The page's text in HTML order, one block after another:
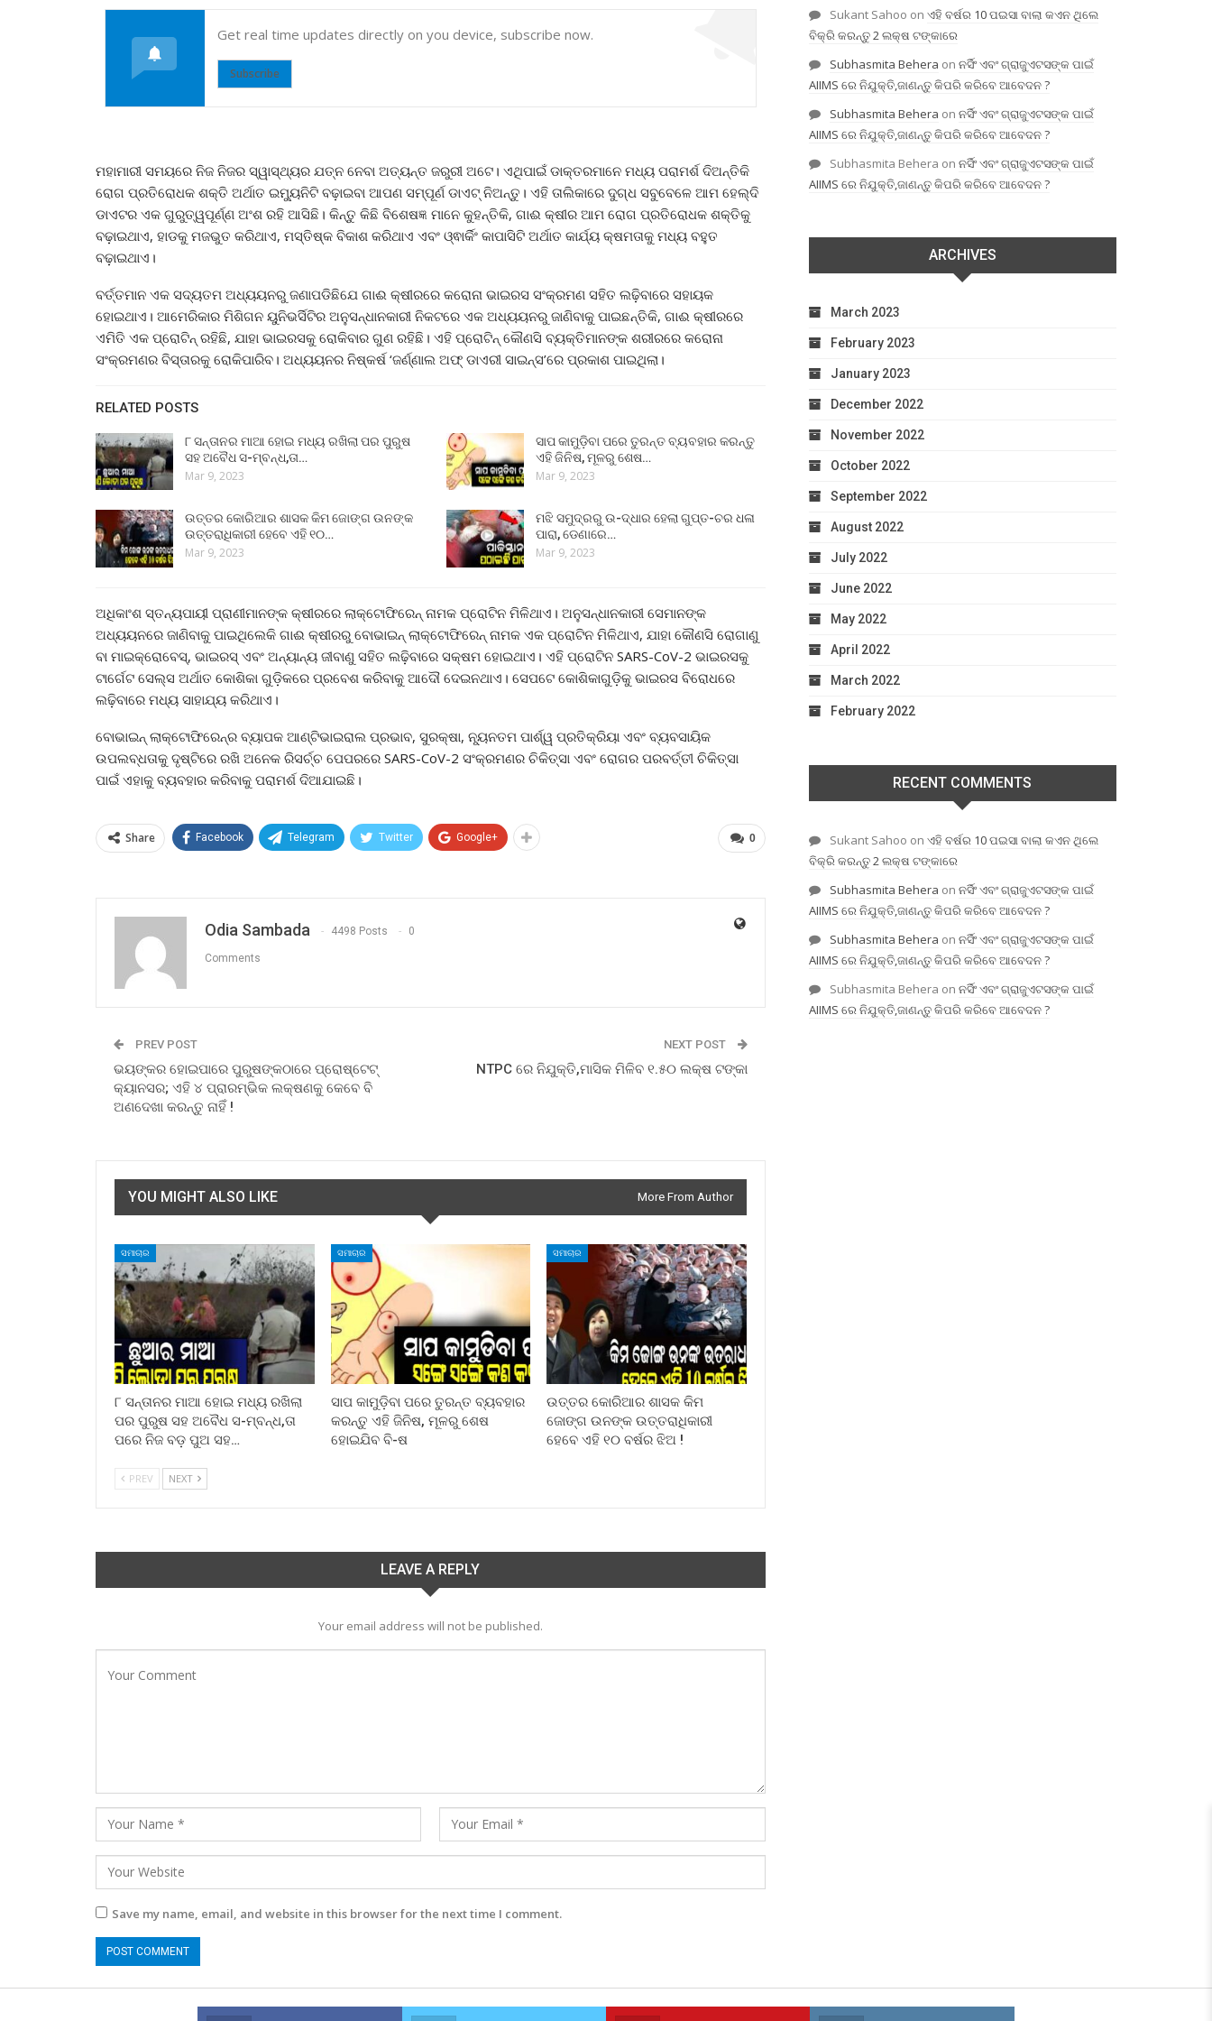
Get real time updates directly on you device, subscribe now.
Subscribe
ମହାମାରୀ ସମୟରେ ନିଜ ନିଜର ସ୍ୱାସ୍ଥ୍ୟର ଯତ୍ନ ନେବା ଅତ୍ୟନ୍ତ ଜରୁରୀ ଅଟେ। ଏଥିପାଇଁ ଡାକ୍ତରମାନେ ମଧ୍ୟ ପରାମର୍ଶ ଦିଅନ୍ତିକି
ରୋଗ ପ୍ରତିରୋଧକ ଶକ୍ତି ଅର୍ଥାତ ଇମ୍ୟୁନିଟି ବଢ଼ାଇବା ଆପଣ ସମ୍ପୂର୍ଣ ଡାଏଟ୍ ନିଅନ୍ତୁ। ଏହି ତାଲିକାରେ ଦୁଗ୍ଧ ସବୁବେଳେ ଆମ ହେଲ୍‌ଦି
ଡାଏଟର ଏକ ଗୁରୁତ୍ୱପୂର୍ଣ୍ଣ ଅଂଶ ରହି ଆସିଛି। କିନ୍ତୁ କିଛି ବିଶେଷଜ୍ଞ ମାନେ କୁହନ୍ତିକି, ଗାଈ କ୍ଷୀର ଆମ ରୋଗ ପ୍ରତିରୋଧକ ଶକ୍ତିକୁ
ବଢ଼ାଇଥାଏ, ହାଡକୁ ମଜଭୁତ କରିଥାଏ, ମସ୍ତିଷ୍କ ବିକାଶ କରିଥାଏ ଏବଂ ଓ୍ଵାର୍କିଂ କାପାସିଟି ଅର୍ଥାତ କାର୍ଯ୍ୟ କ୍ଷମତାକୁ ମଧ୍ୟ ବହୁତ
ବଢ଼ାଇଥାଏ।
ବର୍ତ୍ତମାନ ଏକ ସଦ୍ୟତମ ଅଧ୍ୟୟନରୁ ଜଣାପଡିଛିଯେ ଗାଈ କ୍ଷୀରରେ କରୋନା ଭାଇରସ ସଂକ୍ରମଣ ସହିତ ଲଢ଼ିବାରେ ସହାୟକ
ହୋଇଥାଏ। ଆମେରିକାର ମିଶିଗନ ୟୁନିଭର୍ସିଟିର ଅନୁସନ୍ଧାନକାରୀ ନିକଟରେ ଏକ ଅଧ୍ୟୟନରୁ ଜାଣିବାକୁ ପାଇଛନ୍ତିକି, ଗାଈ କ୍ଷୀରରେ
ଏମିତି ଏକ ପ୍ରୋଟିନ୍ ରହିଛି, ଯାହା ଭାଇରସକୁ ରୋକିବାର ଗୁଣ ରହିଛି। ଏହି ପ୍ରୋଟିନ୍ କୌଣସି ବ୍ୟକ୍ତିମାନଙ୍କ ଶରୀରରେ କରୋନା
ସଂକ୍ରମଣର ବିସ୍ତାରକୁ ରୋକିପାରିବ। ଅଧ୍ୟୟନର ନିଷ୍କର୍ଷ ‘ଜର୍ଣ୍ଣାଲ ଅଫ୍ ଡାଏରୀ ସାଇନ୍ସ’ରେ ପ୍ରକାଶ ପାଇଥିଲା।
RELATED POSTS
୮ ସନ୍ତାନର ମାଆ ହୋଇ ମଧ୍ୟ ରଖିଲା ପର ପୁରୁଷ
ସହ ଅବୈଧ ସ-ମ୍ବନ୍ଧ,ତା…
Mar 9, 2023
ସାପ କାମୁଡ଼ିବା ପରେ ତୁରନ୍ତ ବ୍ୟବହାର କରନ୍ତୁ
ଏହି ଜିନିଷ, ମୂଳରୁ ଶେଷ…
Mar 9, 2023
ଉତ୍ତର କୋରିଆର ଶାସକ କିମ ଜୋଙ୍ଗ ଉନଙ୍କ
ଉତ୍ତରାଧିକାରୀ ହେବେ ଏହି ୧୦…
Mar 9, 2023
ମଝି ସମୁଦ୍ରରୁ ଉ-ଦ୍ଧାର ହେଲା ଗୁପ୍ତ-ଚର ଧଳା
ପାରା, ଡେଣାରେ…
Mar 9, 2023
ଅଧିକାଂଶ ସ୍ତନ୍ୟପାୟୀ ପ୍ରାଣୀମାନଙ୍କ କ୍ଷୀରରେ ଲାକ୍ଟୋଫିରେନ୍ ନାମକ ପ୍ରୋଟିନ ମିଳିଥାଏ। ଅନୁସନ୍ଧାନକାରୀ ସେମାନଙ୍କ
ଅଧ୍ୟୟନରେ ଜାଣିବାକୁ ପାଇଥିଲେକି ଗାଈ କ୍ଷୀରରୁ ବୋଭାଇନ୍ ଲାକ୍ଟୋଫିରେନ୍ ନାମକ ଏକ ପ୍ରୋଟିନ ମିଳିଥାଏ, ଯାହା କୌଣସି ରୋଗାଣୁ
ବା ମାଇକ୍ରୋବେସ୍, ଭାଇରସ୍ ଏବଂ ଅନ୍ୟାନ୍ୟ ଜୀବାଣୁ ସହିତ ଲଢ଼ିବାରେ ସକ୍ଷମ ହୋଇଥାଏ। ଏହି ପ୍ରୋଟିନ SARS-CoV-2 ଭାଇରସକୁ
ଟାର୍ଗେଟ ସେଲ୍ସ ଅର୍ଥାତ କୋଶିକା ଗୁଡ଼ିକରେ ପ୍ରବେଶ କରିବାକୁ ଆଦୌ ଦେଇନଥାଏ। ସେପଟେ କୋଶିକାଗୁଡ଼ିକୁ ଭାଇରସ ବିରୋଧରେ
ଲଢ଼ିବାରେ ମଧ୍ୟ ସାହାଯ୍ୟ କରିଥାଏ।
ବୋଭାଇନ୍ ଲାକ୍ଟୋଫିରେନ୍ର ବ୍ୟାପକ ଆଣ୍ଟିଭାଇରାଲ ପ୍ରଭାବ, ସୁରକ୍ଷା, ନ୍ୟୂନତମ ପାର୍ଶ୍ୱ ପ୍ରତିକ୍ରିୟା ଏବଂ ବ୍ୟବସାୟିକ
ଉପଲବ୍ଧତାକୁ ଦୃଷ୍ଟିରେ ରଖି ଅନେକ ରିସର୍ଚ୍ଚ ପେପରରେ SARS-CoV-2 ସଂକ୍ରମଣର ଚିକିତ୍ସା ଏବଂ ରୋଗର ପରବର୍ତ୍ତୀ ଚିକିତ୍ସା
ପାଇଁ ଏହାକୁ ବ୍ୟବହାର କରିବାକୁ ପରାମର୍ଶ ଦିଆଯାଇଛି।
0
Share Facebook Telegram Twitter Google+
Odia Sambada 4498 Posts 0
Comments
PREV POST
ଭୟଙ୍କର ହୋଇପାରେ ପୁରୁଷଙ୍କଠାରେ ପ୍ରୋଷ୍ଟେଟ୍
କ୍ୟାନସର; ଏହି ୪ ପ୍ରାରମ୍ଭିକ ଲକ୍ଷଣକୁ କେବେ ବି
ଅଣଦେଖା କରନ୍ତୁ ନାହିଁ !
NEXT POST
NTPC ରେ ନିଯୁକ୍ତି,ମାସିକ ମିଳିବ ୧.୫୦ ଲକ୍ଷ ଟଙ୍କା
YOU MIGHT ALSO LIKE More From Author
ସମାଚାର
୮ ସନ୍ତାନର ମାଆ ହୋଇ ମଧ୍ୟ ରଖିଲା
ପର ପୁରୁଷ ସହ ଅବୈଧ ସ-ମ୍ବନ୍ଧ,ତା
ପରେ ନିଜ ବଡ଼ ପୁଅ ସହ…
ସମାଚାର
ସାପ କାମୁଡ଼ିବା ପରେ ତୁରନ୍ତ ବ୍ୟବହାର
କରନ୍ତୁ ଏହି ଜିନିଷ, ମୂଳରୁ ଶେଷ
ହୋଇଯିବ ବି-ଷ
ସମାଚାର
ଉତ୍ତର କୋରିଆର ଶାସକ କିମ
ଜୋଙ୍ଗ ଉନଙ୍କ ଉତ୍ତରାଧିକାରୀ
ହେବେ ଏହି ୧୦ ବର୍ଷର ଝିଅ !
PREV NEXT
LEAVE A REPLY
Your email address will not be published.
Save my name, email, and website in this browser for the next time I comment.
Sukant Sahoo on ଏହି ବର୍ଷର 10 ପଇସା ବାଲା କଏନ ଥିଲେ
ବିକ୍ରି କରନ୍ତୁ 2 ଲକ୍ଷ ଟଙ୍କାରେ
Subhasmita Behera on ନର୍ସିଂ ଏବଂ ଗ୍ରାଜୁଏଟସଙ୍କ ପାଇଁ
AIIMS ରେ ନିଯୁକ୍ତି,ଜାଣନ୍ତୁ କିପରି କରିବେ ଆବେଦନ ?
Subhasmita Behera on ନର୍ସିଂ ଏବଂ ଗ୍ରାଜୁଏଟସଙ୍କ ପାଇଁ
AIIMS ରେ ନିଯୁକ୍ତି,ଜାଣନ୍ତୁ କିପରି କରିବେ ଆବେଦନ ?
Subhasmita Behera on ନର୍ସିଂ ଏବଂ ଗ୍ରାଜୁଏଟସଙ୍କ ପାଇଁ
AIIMS ରେ ନିଯୁକ୍ତି,ଜାଣନ୍ତୁ କିପରି କରିବେ ଆବେଦନ ?
ARCHIVES
March 2023
February 2023
January 2023
December 2022
November 2022
October 2022
September 2022
August 2022
July 2022
June 2022
May 2022
April 2022
March 2022
February 2022
RECENT COMMENTS
Sukant Sahoo on ଏହି ବର୍ଷର 10 ପଇସା ବାଲା କଏନ ଥିଲେ
ବିକ୍ରି କରନ୍ତୁ 2 ଲକ୍ଷ ଟଙ୍କାରେ
Subhasmita Behera on ନର୍ସିଂ ଏବଂ ଗ୍ରାଜୁଏଟସଙ୍କ ପାଇଁ
AIIMS ରେ ନିଯୁକ୍ତି,ଜାଣନ୍ତୁ କିପରି କରିବେ ଆବେଦନ ?
Subhasmita Behera on ନର୍ସିଂ ଏବଂ ଗ୍ରାଜୁଏଟସଙ୍କ ପାଇଁ
AIIMS ରେ ନିଯୁକ୍ତି,ଜାଣନ୍ତୁ କିପରି କରିବେ ଆବେଦନ ?
Subhasmita Behera on ନର୍ସିଂ ଏବଂ ଗ୍ରାଜୁଏଟସଙ୍କ ପାଇଁ
AIIMS ରେ ନିଯୁକ୍ତି,ଜାଣନ୍ତୁ କିପରି କରିବେ ଆବେଦନ ?